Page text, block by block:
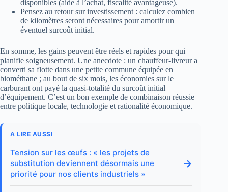
disponibles (aide à l’achat, fiscalité avantageuse).
Pensez au retour sur investissement : calculez combien
de kilomètres seront nécessaires pour amortir un
éventuel surcoût initial.
En somme, les gains peuvent être réels et rapides pour qui
planifie soigneusement. Une anecdote : un chauffeur-livreur a
converti sa flotte dans une petite commune équipée en
biométhane ; au bout de six mois, les économies sur le
carburant ont payé la quasi-totalité du surcoût initial
d’équipement. C’est un bon exemple de combinaison réussie
entre politique locale, technologie et rationalité économique.
A LIRE AUSSI
Tension sur les œufs : « les projets de
substitution deviennent désormais une
priorité pour nos clients industriels »
→